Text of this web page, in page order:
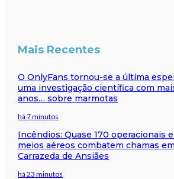
Mais Recentes
O OnlyFans tornou-se a última
uma investigação científica com
anos… sobre marmotas
há 7 minutos
Incêndios: Quase 170 operacionais
meios aéreos combatem chamas em
Carrazeda de Ansiães
há 23 minutos